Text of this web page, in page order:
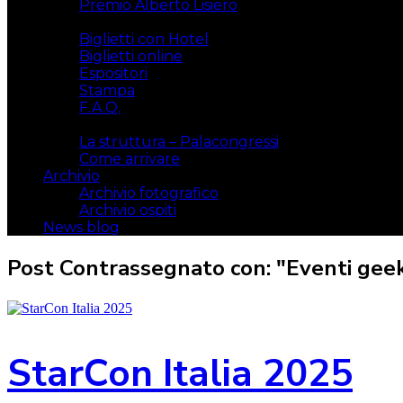
Premio Alberto Lisiero
Biglietti con Hotel
Biglietti online
Espositori
Stampa
F.A.Q.
La struttura – Palacongressi
Come arrivare
Archivio
Archivio fotografico
Archivio ospiti
News blog
Post Contrassegnato con: "Eventi
StarCon Italia 2025